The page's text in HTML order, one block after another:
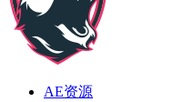
AE资源